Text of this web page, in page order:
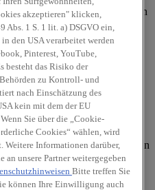
Fahrzeug ab, sondern werden
nichttechnischen Faktoren
hauptsächlich
und die CO₂-
neuen Pkw-Modelle
Verkaufsort, an dem Pkw
Der Leitfaden ist auch
als unverbindlich zu betrachten
dar.
aufpreispflichtige
akzeptieren" klicken,
Abs. 1 S. 1 lit. a) DSGVO ein,
den USA verarbeitet werden
Pinterest, YouTube,
besteht das Risiko der
zu Kontroll- und
nach Einschätzung des
kein mit dem der EU
Sie über die „Cookie-
Cookies“ wählen, wird
Informationen darüber,
an unsere Partner weitergegeben
Bitte treffen Sie
können Ihre Einwilligung auch